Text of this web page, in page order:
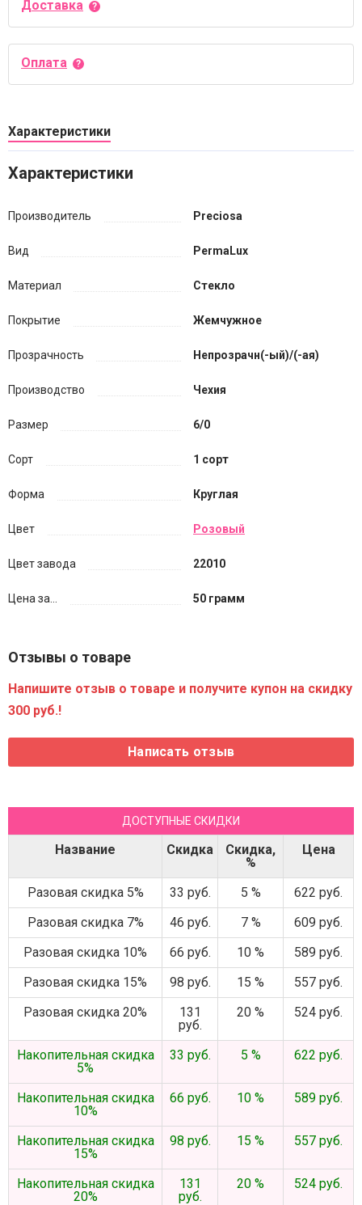
Доставка
Оплата
Характеристики
Характеристики
Производитель Preciosa
Вид PermaLux
Материал Стекло
Покрытие Жемчужное
Прозрачность Непрозрачн(-ый)/(-ая)
Производство Чехия
Размер 6/0
Сорт 1 сорт
Форма Круглая
Цвет Розовый
Цвет завода 22010
Цена за... 50 грамм
Отзывы о товаре
Напишите отзыв о товаре и получите купон на скидку
300 руб.!
ДОСТУПНЫЕ СКИДКИ
Название Скидка
Скидка,
%
Цена
Разовая скидка 5% 33 руб. 5 %
622 руб.
Разовая скидка 7%
46 руб. 7 %
609 руб.
Разовая скидка 10%
66 руб. 10 %
589 руб.
Разовая скидка 15%
98 руб. 15 %
557 руб.
Разовая скидка 20%
131
руб.
20 % 524 руб.
Накопительная скидка
5%
33 руб. 5 % 622 руб.
Накопительная скидка
10%
66 руб. 10 % 589 руб.
Накопительная скидка
15%
98 руб. 15 % 557 руб.
Накопительная скидка
20%
131
руб.
20 % 524 руб.